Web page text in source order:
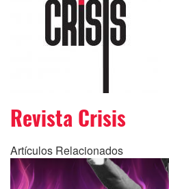
Revista Crisis
Artículos Relacionados